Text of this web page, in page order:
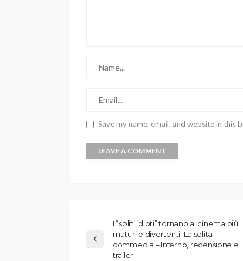
Save my name, email, and website in this
I “soliti idioti” tornano al cinema più
maturi e divertenti. La solita
commedia – Inferno, recensione e
trailer